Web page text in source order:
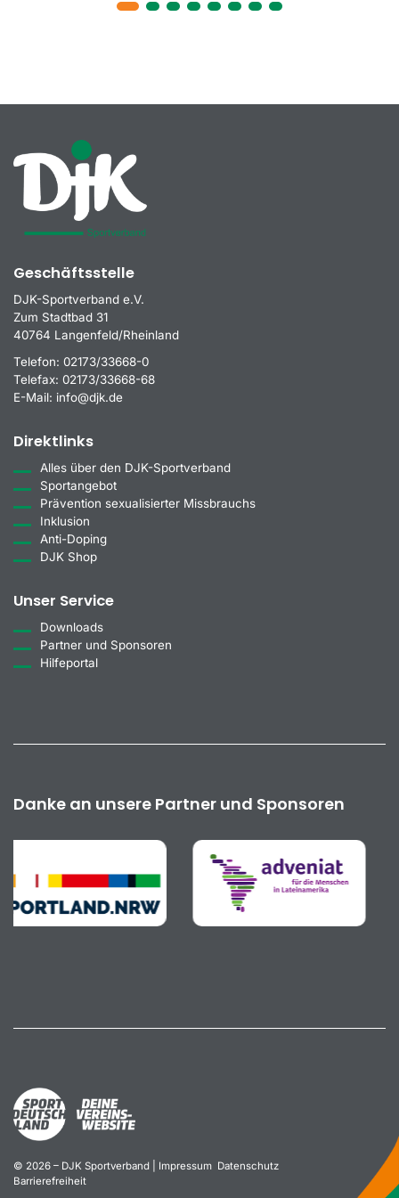
Geschäftsstelle
DJK-Sportverband e.V.
Zum Stadtbad 31
40764 Langenfeld/Rheinland
Telefon: 02173/33668-0
Telefax: 02173/33668-68
E-Mail: info@djk.de
Direktlinks
Alles über den DJK-Sportverband
Sportangebot
Prävention sexualisierter Missbrauchs
Inklusion
Anti-Doping
DJK Shop
Unser Service
Downloads
Partner und Sponsoren
Hilfeportal
Danke an unsere Partner und Sponsoren
© 2026 – DJK Sportverband | Impressum Datenschutz
Barrierefreiheit